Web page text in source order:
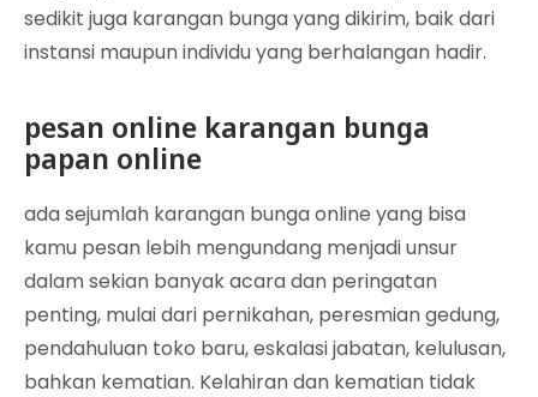
sedikit juga karangan bunga yang dikirim, baik dari
instansi maupun individu yang berhalangan hadir.
pesan online karangan bunga
papan online
ada sejumlah karangan bunga online yang bisa
kamu pesan lebih mengundang menjadi unsur
dalam sekian banyak acara dan peringatan
penting, mulai dari pernikahan, peresmian gedung,
pendahuluan toko baru, eskalasi jabatan, kelulusan,
bahkan kematian. Kelahiran dan kematian tidak